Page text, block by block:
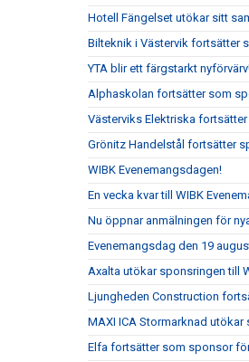
Hotell Fängelset utökar sitt
Bilteknik i Västervik fortsätter
YTA blir ett färgstarkt
Alphaskolan fortsätter som
Västerviks Elektriska
Grönitz Handelstål fortsätter
WIBK Evenemangsdagen!
En vecka kvar till WIBK
Nu öppnar anmälningen för
Evenemangsdag den 19
Axalta utökar sponsringen till
Ljungheden Construction
MAXI ICA Stormarknad utökar
Elfa fortsätter som sponsor